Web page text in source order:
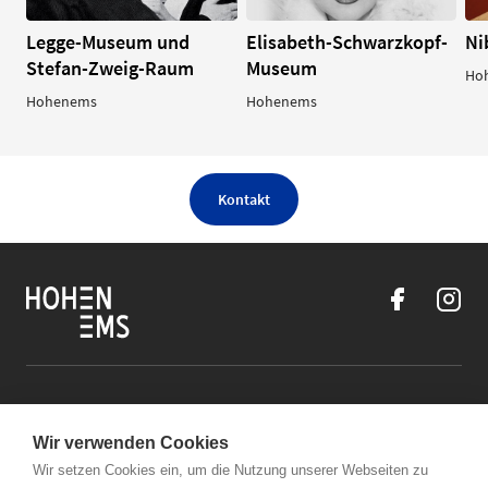
Wir verwenden Cookies
Wir setzen Cookies ein, um die Nutzung unserer Webseiten zu
Legge-Museum und
Stefan-Zweig-Raum
Hohenems
Elisabeth-Schwarzkopf-
Museum
Hohenems
Kontakt
Öffnungszeiten Stadtmarketing Hohenems